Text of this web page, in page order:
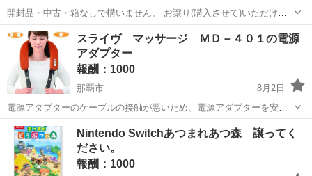
開封品・中古・箱なしで構いません。 お譲り(購入させて)いただける
方を探しています🙇‍♀️ 当時は自引きできず、途中で挫折してしまいまし
た…。 NARUTOフィギュアが高騰している中で難しいお願いとは承知
しておりますが、...
沖縄 豊見城市 奥武山公園駅
スライヴ マッサージ ＭＤ－４０１の電源
アダプター
報酬：1000
那覇市
8月2日
電源アダプターのケーブルの接触が悪いため、電源アダプターを安く
譲っていただけると幸いです。 MODEL:IVP1200-2500Pと書いてあり
ます。 入力：ＡＣ１００Ｖ ５０ＶＡ 出力：ＤＣ１２Ｖ ２．５Ａ
...
沖縄 那覇市 買いたい/ください 電源
Nintendo Switchあつまれあつ森 譲ってく
ださい。
報酬：1000